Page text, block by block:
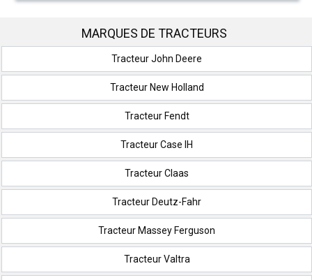
MARQUES DE TRACTEURS
Tracteur John Deere
Tracteur New Holland
Tracteur Fendt
Tracteur Case IH
Tracteur Claas
Tracteur Deutz-Fahr
Tracteur Massey Ferguson
Tracteur Valtra